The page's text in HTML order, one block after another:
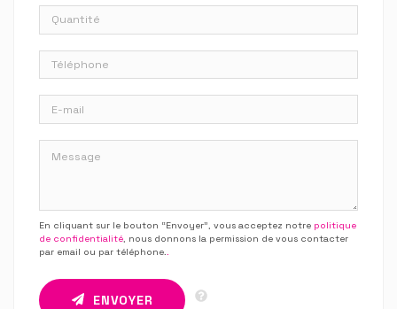
En cliquant sur le bouton “Envoyer”, vous acceptez notre politique
de confidentialité, nous donnons la permission de vous contacter
par email ou par téléphone..
ENVOYER